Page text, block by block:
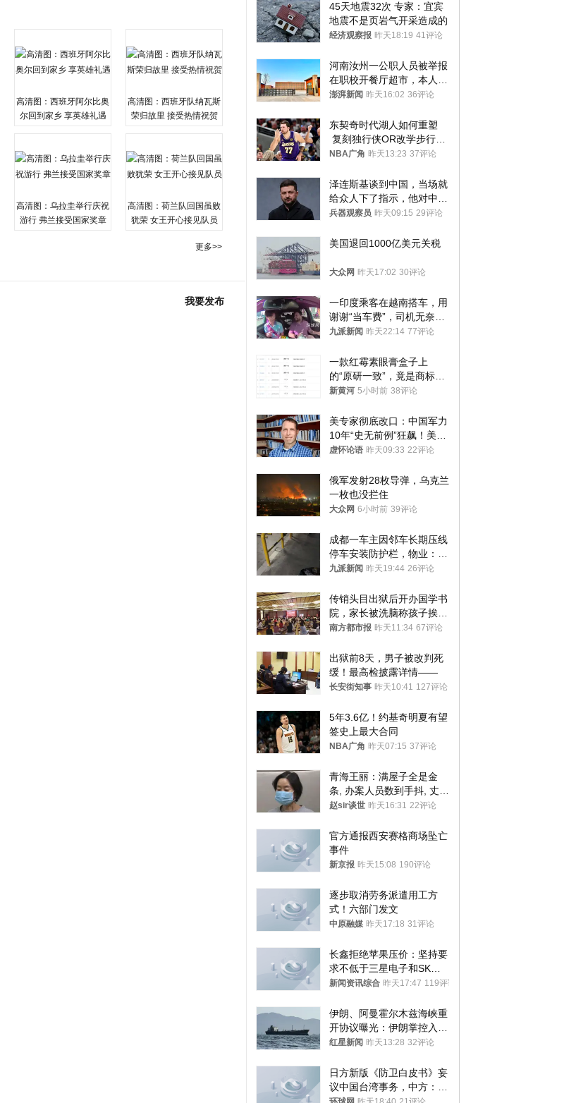
高清图：西班牙阿尔比奥
尔回到家乡 享英雄礼遇
高清图：西班牙队纳瓦斯
荣归故里 接受热情祝贺
高清图：乌拉圭举行庆祝
游行 弗兰接受国家奖章
高清图：荷兰队回国虽败
犹荣 女王开心接见队员
更多>>
我要发布
45天地震32次 专家：宜宾
地震不是页岩气开采造成的
经济观察报 昨天18:19 41评论
河南汝州一公职人员被举报
在职校开餐厅超市，本人回
应称“是给别人帮忙”
澎湃新闻 昨天16:02 36评论
东契奇时代湖人如何重塑
复刻独行侠OR改学步行
者？
NBA广角 昨天13:23 37评论
泽连斯基谈到中国，当场就
给众人下了指示，他对中国
和中乌关系，显然又有了新
兵器观察员 昨天09:15 29评论
美国退回1000亿美元关税
大众网 昨天17:02 30评论
一印度乘客在越南搭车，用
谢谢“当车费”，司机无奈发
笑；印度网友：不代表印度
九派新闻 昨天22:14 77评论
一款红霉素眼膏盒子上
的“原研一致”，竟是商标！
律师：极易误导消费者；网
新黄河 5小时前 38评论
美专家彻底改口：中国军力
10年“史无前例”狂飙！美军
真慌了
虚怀论语 昨天09:33 22评论
俄军发射28枚导弹，乌克兰
一枚也没拦住
大众网 6小时前 39评论
成都一车主因邻车长期压线
停车安装防护栏，物业：不
建议装护栏，也会影响自身
九派新闻 昨天19:44 26评论
传销头目出狱后开办国学书
院，家长被洗脑称孩子挨打
才有效果
南方都市报 昨天11:34 67评论
出狱前8天，男子被改判死
缓！最高检披露详情——
长安街知事 昨天10:41 127评论
5年3.6亿！约基奇明夏有望
签史上最大合同
NBA广角 昨天07:15 37评论
青海王丽：满屋子全是金
条, 办案人员数到手抖, 丈夫
受不了提前离场
赵sir谈世 昨天16:31 22评论
官方通报西安赛格商场坠亡
事件
新京报 昨天15:08 190评论
逐步取消劳务派遣用工方
式！六部门发文
中原融媒 昨天17:18 31评论
长鑫拒绝苹果压价：坚持要
求不低于三星电子和SK海
力士
新闻资讯综合 昨天17:47 119评论
伊朗、阿曼霍尔木兹海峡重
开协议曝光：伊朗掌控入湾
航道，与阿曼平分“服务费”
红星新闻 昨天13:28 32评论
日方新版《防卫白皮书》妄
议中国台湾事务，中方：强